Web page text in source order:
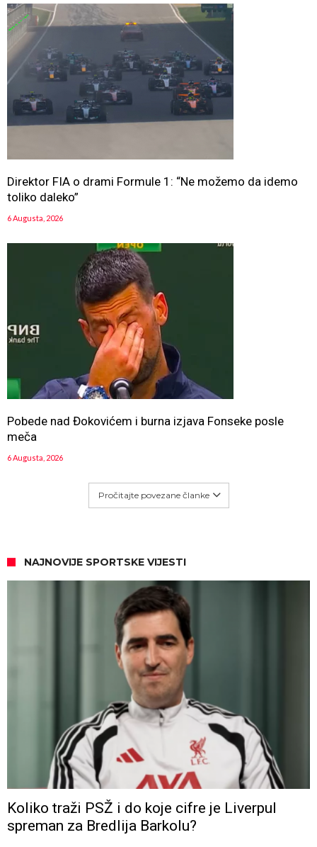
Direktor FIA o drami Formule 1: “Ne možemo da idemo
toliko daleko”
6 Augusta, 2026
Pobede nad Đokovićem i burna izjava Fonseke posle
meča
6 Augusta, 2026
Pročitajte povezane članke
NAJNOVIJE SPORTSKE VIJESTI
Koliko traži PSŽ i do koje cifre je Liverpul
spreman za Bredlija Barkolu?